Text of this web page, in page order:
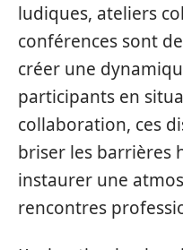
ludiques, ateliers
conférences sont
créer une
participants en
collaboration, ces
briser les barrières
instaurer une
rencontres